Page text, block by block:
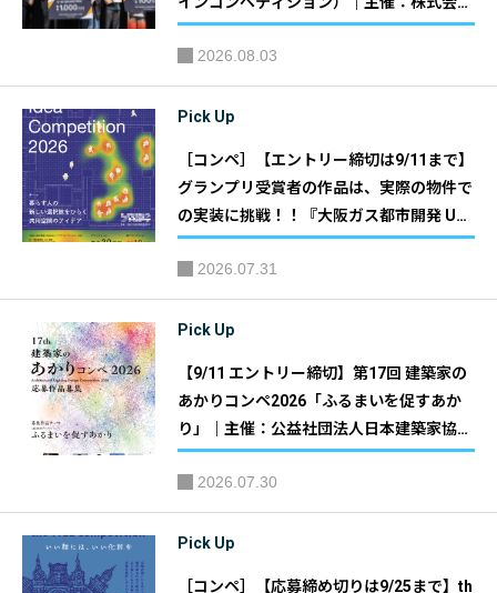
フェイスネットワーク
2026.08.03
Pick Up
［コンペ］【エントリー締切は9/11まで】
グランプリ受賞者の作品は、実際の物件で
の実装に挑戦！！『大阪ガス都市開発 UR
BANEXアイデアコンペティション2026』
｜主催：大阪ガス都市開発株式会社
2026.07.31
Pick Up
【9/11 エントリー締切】第17回 建築家の
あかりコンペ2026「ふるまいを促すあか
り」｜主催：公益社団法人日本建築家協会
・ 大光電機株式会社
2026.07.30
Pick Up
［コンペ］【応募締め切りは9/25まで】th